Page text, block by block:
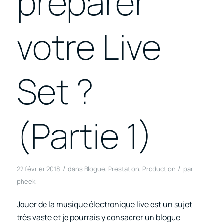
votre Live
Set ?
(Partie 1)
22 février 2018 / dans Blogue, Prestation, Production / par
pheek
Jouer de la musique électronique live est un sujet
très vaste et je pourrais y consacrer un blogue